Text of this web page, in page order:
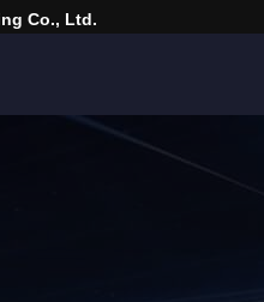
Co., Ltd.